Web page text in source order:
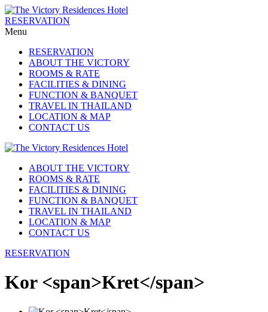
RESERVATION
Menu
RESERVATION
ABOUT THE VICTORY
ROOMS & RATE
FACILITIES & DINING
FUNCTION & BANQUET
TRAVEL IN THAILAND
LOCATION & MAP
CONTACT US
ABOUT THE VICTORY
ROOMS & RATE
FACILITIES & DINING
FUNCTION & BANQUET
TRAVEL IN THAILAND
LOCATION & MAP
CONTACT US
RESERVATION
Kor <span>Kret</span>